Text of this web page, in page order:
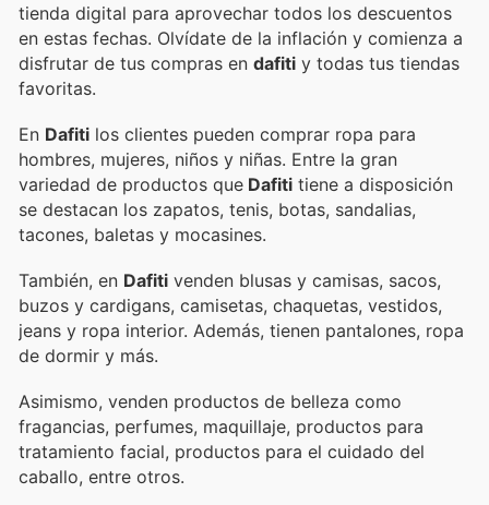
tienda digital para aprovechar todos los descuentos
en estas fechas. Olvídate de la inflación y comienza a
disfrutar de tus compras en dafiti y todas tus tiendas
favoritas.
En Dafiti los clientes pueden comprar ropa para
hombres, mujeres, niños y niñas. Entre la gran
variedad de productos que Dafiti tiene a disposición
se destacan los zapatos, tenis, botas, sandalias,
tacones, baletas y mocasines.
También, en Dafiti venden blusas y camisas, sacos,
buzos y cardigans, camisetas, chaquetas, vestidos,
jeans y ropa interior. Además, tienen pantalones, ropa
de dormir y más.
Asimismo, venden productos de belleza como
fragancias, perfumes, maquillaje, productos para
tratamiento facial, productos para el cuidado del
caballo, entre otros.